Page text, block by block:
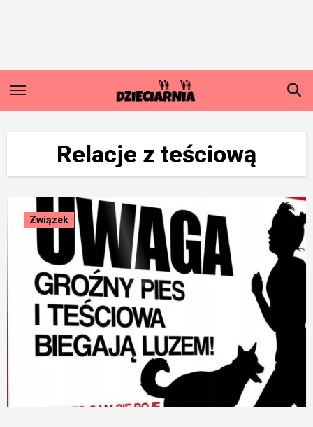
Relacje z teściową
Związek